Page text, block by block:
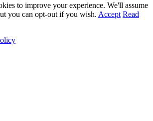
to improve your experience. We'll assume
you can opt-out if you wish. Accept Read